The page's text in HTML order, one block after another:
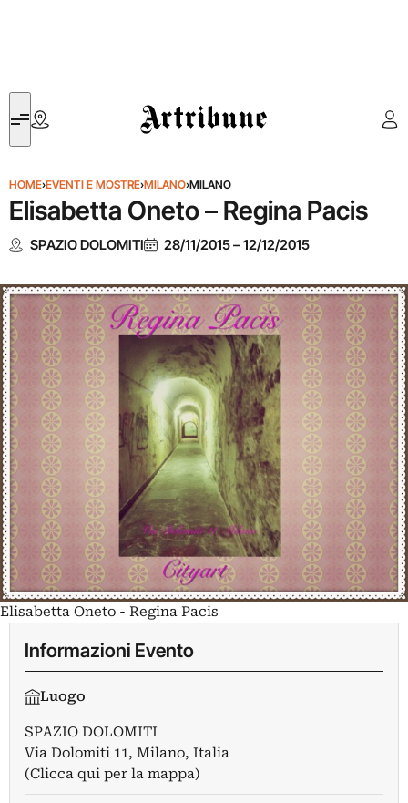
Artribune
HOME›EVENTI E MOSTRE›MILANO›MILANO
Elisabetta Oneto – Regina Pacis
SPAZIO DOLOMITI 28/11/2015–12/12/2015
Elisabetta Oneto - Regina Pacis
Informazioni Evento
Luogo
SPAZIO DOLOMITI
Via Dolomiti 11, Milano, Italia
(Clicca qui per la mappa)